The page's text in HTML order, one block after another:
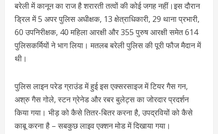
बरेली में कानून का राज है शरारती तत्वों की कोई जगह नहीं।इस दौरान
ड्रिल में 5 अपर पुलिस अधीक्षक, 13 क्षेत्राधिकारी, 29 थाना प्रभारी,
60 उपनिरीक्षक, 40 महिला आरक्षी और 355 पुरुष आरक्षी समेत 614
पुलिसकर्मियों ने भाग लिया। मतलब बरेली पुलिस की पूरी फौज मैदान में
थी।
पुलिस लाइन परेड ग्राउंड में हुई इस एक्सरसाइज में टियर गैस गन,
अश्रु गैस गोले, स्टन ग्रेनेड और रबर बुलेट्स का जोरदार प्रदर्शन
किया गया। भीड़ को कैसे तितर-बितर करना है, उपद्रवियों को कैसे
काबू करना है – सबकुछ लाइव एक्शन मोड में दिखाया गया।